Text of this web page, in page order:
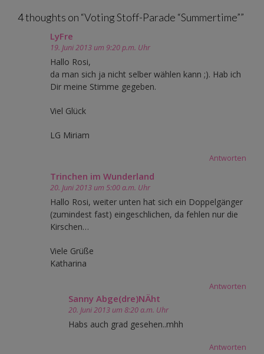
4 thoughts on “Voting Stoff-Parade “Summertime””
LyFre
19. Juni 2013 um 9:20 p.m. Uhr
Hallo Rosi,
da man sich ja nicht selber wählen kann ;). Hab ich
Dir meine Stimme gegeben.
Viel Glück
LG Miriam
Antworten
Trinchen im Wunderland
20. Juni 2013 um 5:00 a.m. Uhr
Hallo Rosi, weiter unten hat sich ein Doppelgänger
(zumindest fast) eingeschlichen, da fehlen nur die
Kirschen…
Viele Grüße
Katharina
Antworten
Sanny Abge(dre)NÄht
20. Juni 2013 um 8:20 a.m. Uhr
Habs auch grad gesehen..mhh
Antworten